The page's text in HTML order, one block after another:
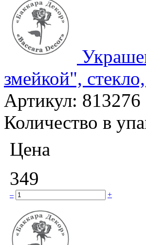
змейкой",
Артикул: 813276
Количество в
Цена
349
– +